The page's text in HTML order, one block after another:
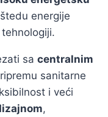
energije
sa centralnim
sanitarne
i veći
,